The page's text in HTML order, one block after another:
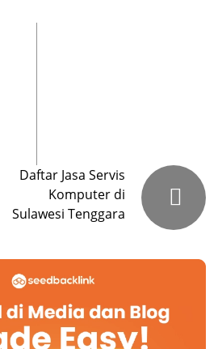
Daftar Jasa Servis
Komputer di
Sulawesi Tenggara